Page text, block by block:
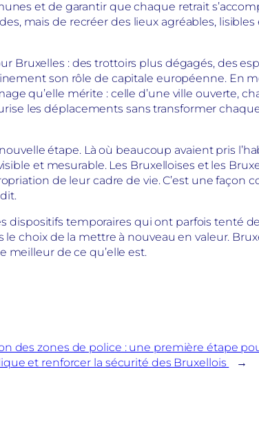
et de garantir que chaque retrait
mais de recréer des lieux agréables,
Bruxelles : des trottoirs plus dégagés, des
son rôle de capitale européenne. En
qu’elle mérite : celle d’une ville ouverte,
les déplacements sans transformer
étape. Là où beaucoup avaient pris
et mesurable. Les Bruxelloises et les
de leur cadre de vie. C’est une façon
dispositifs temporaires qui ont parfois tenté
le choix de la mettre à nouveau en valeur.
meilleur de ce qu’elle est.
des zones de police : une première étape
et renforcer la sécurité des Bruxellois
→